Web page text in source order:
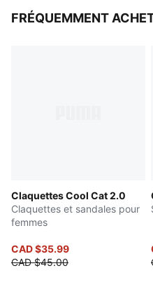
FRÉQUEMMENT
Claquettes Cool Cat 2.0
Claquettes et sandales pour
femmes
CAD $35.99
CAD $45.00